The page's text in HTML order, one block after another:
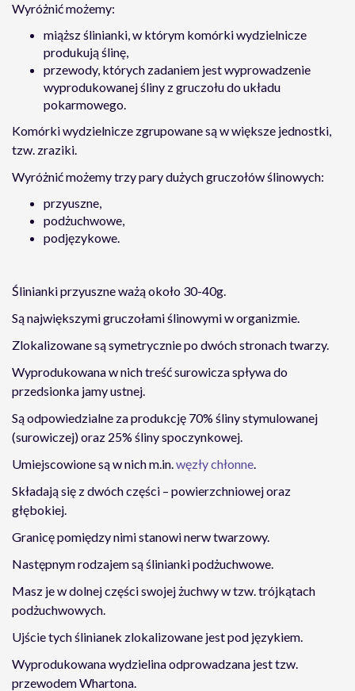
Wyróżnić możemy:
miąższ ślinianki, w którym komórki wydzielnicze
produkują ślinę,
przewody, których zadaniem jest wyprowadzenie
wyprodukowanej śliny z gruczołu do układu
pokarmowego.
Komórki wydzielnicze zgrupowane są w większe jednostki,
tzw. zraziki.
Wyróżnić możemy trzy pary dużych gruczołów ślinowych:
przyuszne,
podżuchwowe,
podjęzykowe.
Ślinianki przyuszne ważą około 30-40g.
Są największymi gruczołami ślinowymi w organizmie.
Zlokalizowane są symetrycznie po dwóch stronach twarzy.
Wyprodukowana w nich treść surowicza spływa do
przedsionka jamy ustnej.
Są odpowiedzialne za produkcję 70% śliny stymulowanej
(surowiczej) oraz 25% śliny spoczynkowej.
Umiejscowione są w nich m.in.węzły chłonne.
Składają się z dwóch części – powierzchniowej oraz
głębokiej.
Granicę pomiędzy nimi stanowi nerw twarzowy.
Następnym rodzajem są ślinianki podżuchwowe.
Masz je w dolnej części swojej żuchwy w tzw. trójkątach
podżuchwowych.
Ujście tych ślinianek zlokalizowane jest pod językiem.
Wyprodukowana wydzielina odprowadzana jest tzw.
przewodem Whartona.